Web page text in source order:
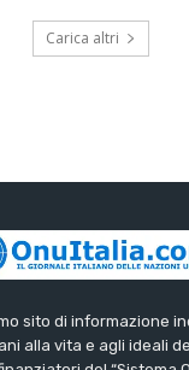
Carica altri
sito di informazione
alla vita e agli ideali